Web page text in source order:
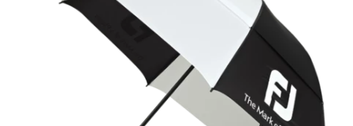
Bekleidung